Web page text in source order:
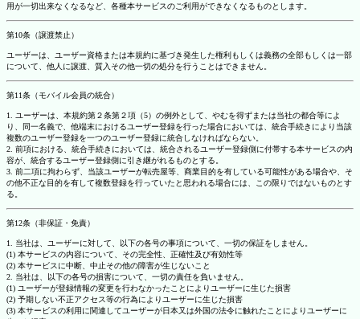
用が一切出来なくなるなど、各種本サービスのご利用ができなくなるものとします。
第10条（譲渡禁止）
ユーザーは、ユーザー資格または本規約に基づき発生した権利もしくは義務の全部もしくは一部
について、他人に譲渡、質入その他一切の処分を行うことはできません。
第11条（モバイル会員の統合）
1. ユーザーは、本規約第２条第２項（5）の例外として、やむを得ずまたは当社の都合等によ
り、同一名義で、他端末におけるユーザー登録を行った場合においては、統合手続きにより当該
複数のユーザー登録を一つのユーザー登録に統合しなければならない。
2. 前項における、統合手続きにおいては、統合されるユーザー登録側に付帯する本サービスの内
容が、統合するユーザー登録側に引き継がれるものとする。
3. 前二項に拘わらず、当該ユーザーが転売屋等、商業目的を有している可能性がある場合や、そ
の他不正な目的を有して複数登録を行っていたと思われる場合には、この限りではないものとす
る。
第12条（非保証・免責）
1. 当社は、ユーザーに対して、以下の各号の事項について、一切の保証をしません。
(1) 本サービスの内容について、その完全性、正確性及び有効性等
(2) 本サービスに中断、中止その他の障害が生じないこと
2. 当社は、以下の各号の損害について、一切の責任を負いません。
(1) ユーザーが登録情報の変更を行わなかったことによりユーザーに生じた損害
(2) 予期しない不正アクセス等の行為によりユーザーに生じた損害
(3) 本サービスの利用に関連してユーザーが日本又は外国の法令に触れたことによりユーザーに